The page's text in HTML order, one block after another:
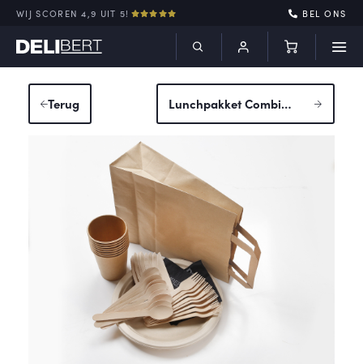
WIJ SCOREN 4,9 UIT 5! BEL ONS
Terug
Lunchpakket Combi